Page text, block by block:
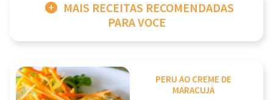
MAIS RECEITAS RECOMENDADAS
PARA VOCE
PERU AO CREME DE
MARACUJÁ